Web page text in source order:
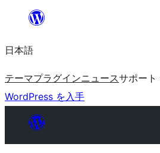
を
ッ
日本語
テーマプラグインニュースサポート
WordPress を入手